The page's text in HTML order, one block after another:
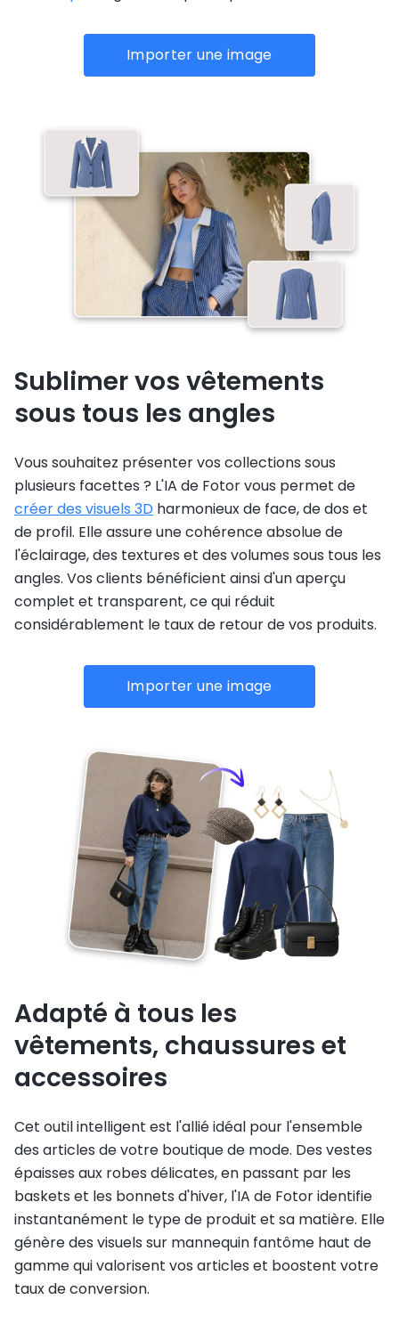
Importer une image
Sublimer vos vêtements
sous tous les angles
Vous souhaitez présenter vos collections sous
plusieurs facettes ? L'IA de Fotor vous permet de
créer des visuels 3D harmonieux de face, de dos et
de profil. Elle assure une cohérence absolue de
l'éclairage, des textures et des volumes sous tous les
angles. Vos clients bénéficient ainsi d'un aperçu
complet et transparent, ce qui réduit
considérablement le taux de retour de vos produits.
Importer une image
Adapté à tous les
vêtements, chaussures et
accessoires
Cet outil intelligent est l'allié idéal pour l'ensemble
des articles de votre boutique de mode. Des vestes
épaisses aux robes délicates, en passant par les
baskets et les bonnets d'hiver, l'IA de Fotor identifie
instantanément le type de produit et sa matière. Elle
génère des visuels sur mannequin fantôme haut de
gamme qui valorisent vos articles et boostent votre
taux de conversion.